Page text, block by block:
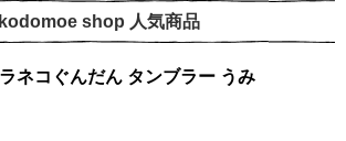
kodomoe shop 人気商品
ノラネコぐんだん タンブラー うみ